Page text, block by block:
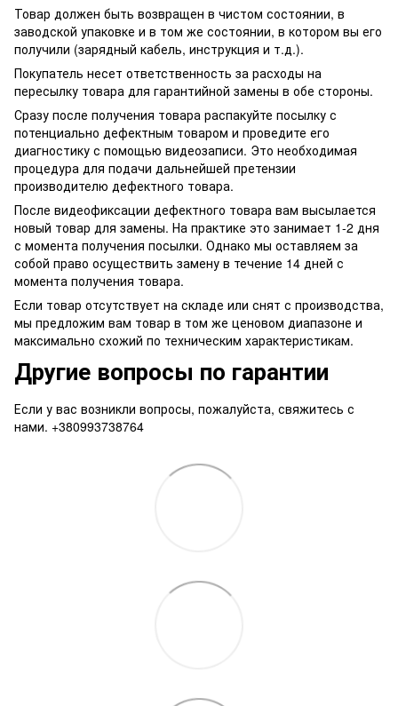
Товар должен быть возвращен в чистом состоянии, в
заводской упаковке и в том же состоянии, в котором вы его
получили (зарядный кабель, инструкция и т.д.).
Покупатель несет ответственность за расходы на
пересылку товара для гарантийной замены в обе стороны.
Сразу после получения товара распакуйте посылку с
потенциально дефектным товаром и проведите его
диагностику с помощью видеозаписи. Это необходимая
процедура для подачи дальнейшей претензии
производителю дефектного товара.
После видеофиксации дефектного товара вам высылается
новый товар для замены. На практике это занимает 1-2 дня
с момента получения посылки. Однако мы оставляем за
собой право осуществить замену в течение 14 дней с
момента получения товара.
Если товар отсутствует на складе или снят с производства,
мы предложим вам товар в том же ценовом диапазоне и
максимально схожий по техническим характеристикам.
Другие вопросы по гарантии
Если у вас возникли вопросы, пожалуйста, свяжитесь с
нами. +380993738764